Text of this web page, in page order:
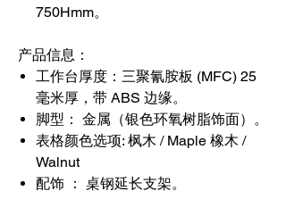
750Hmm。
产品信息：
工作台厚度 ：三聚氰胺板 (MFC) 25
毫米厚，带 ABS 边缘。
脚型： 金属（银色环氧树脂饰面）。
表格颜色选项: 枫木 / Maple 橡木 /
Walnut
配饰 ： 桌钢延长支架。